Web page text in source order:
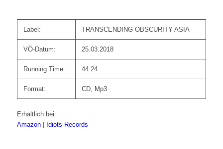
Label: TRANSCENDING OBSCURITY ASIA
VÖ-Datum: 25.03.2018
Running Time: 44:24
Format: CD, Mp3
Erhältlich bei:
Amazon
Idiots Records